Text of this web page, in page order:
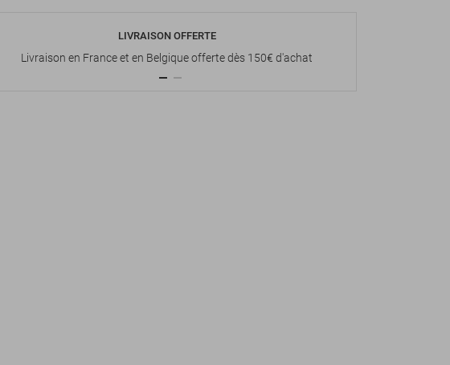
LIVRAISON OFFERTE
Livraison en France et en Belgique offerte dès 150€ d'achat